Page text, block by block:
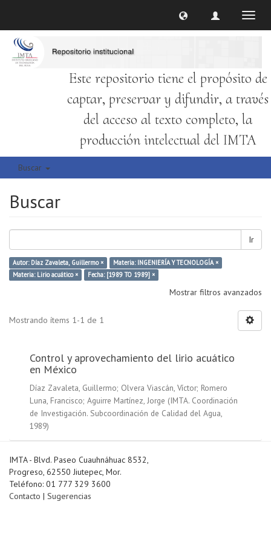
Este repositorio tiene el propósito de
captar, preservar y difundir, a través
del acceso al texto completo, la
producción intelectual del IMTA
Buscar
Buscar
Ir
Autor: Díaz Zavaleta, Guillermo ×
Materia: INGENIERÍA Y TECNOLOGÍA ×
Materia: Lirio acuático ×
Fecha: [1989 TO 1989] ×
Mostrar filtros avanzados
Mostrando ítems 1-1 de 1
Control y aprovechamiento del lirio acuático
en México
Díaz Zavaleta, Guillermo; Olvera Viascán, Víctor; Romero
Luna, Francisco; Aguirre Martínez, Jorge (IMTA. Coordinación
de Investigación. Subcoordinación de Calidad del Agua,
1989)
IMTA - Blvd. Paseo Cuauhnáhuac 8532,
Progreso, 62550 Jiutepec, Mor.
Teléfono: 01 777 329 3600
Contacto | Sugerencias